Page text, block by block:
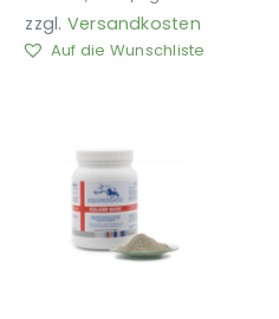
zzgl. Versandkosten
Auf die Wunschliste